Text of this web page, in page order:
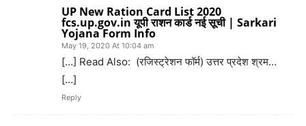
UP New Ration Card List 2020
fcs.up.gov.in यूपी राशन कार्ड नई सूची | Sarkari
Yojana Form Info
May 19, 2020 At 10:04 am
[…] Read Also: (रजिस्ट्रेशन फॉर्म) उत्तर प्रदेश श्रम…
[…]
Reply